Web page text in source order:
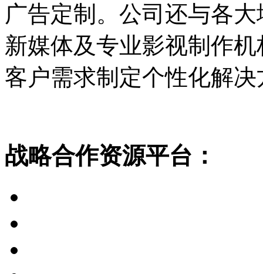
广告定制。公司还与各
新媒体及专业影视制作
客户需求制定个性化解决
战略合作资源平台：